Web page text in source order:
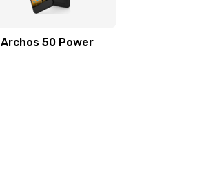
Archos 50 Power